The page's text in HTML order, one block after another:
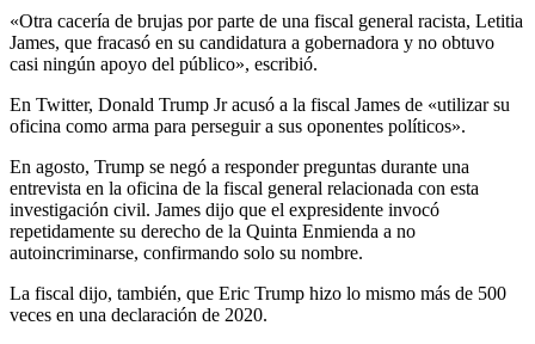
«Otra cacería de brujas por parte de una fiscal general racista, Letitia
James, que fracasó en su candidatura a gobernadora y no obtuvo
casi ningún apoyo del público», escribió.
En Twitter, Donald Trump Jr acusó a la fiscal James de «utilizar su
oficina como arma para perseguir a sus oponentes políticos».
En agosto, Trump se negó a responder preguntas durante una
entrevista en la oficina de la fiscal general relacionada con esta
investigación civil. James dijo que el expresidente invocó
repetidamente su derecho de la Quinta Enmienda a no
autoincriminarse, confirmando solo su nombre.
La fiscal dijo, también, que Eric Trump hizo lo mismo más de 500
veces en una declaración de 2020.